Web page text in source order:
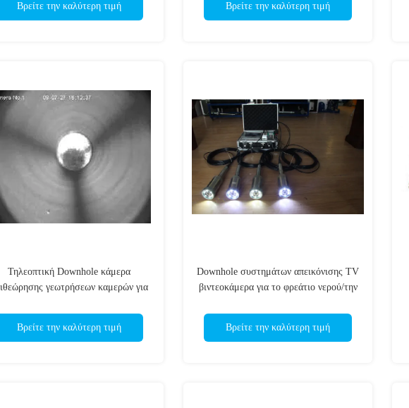
Βρείτε την καλύτερη τιμή Βρείτε την καλύτερη τιμή
Τηλεοπτική Downhole κάμερα
γεωτρήσεων καμερών για
Βρείτε την καλύτερη τιμή
Downhole συστημάτων απεικόνισης TV
βιντεοκάμερα για το φρεάτιο νερού/την
Βρείτε την καλύτερη τιμή